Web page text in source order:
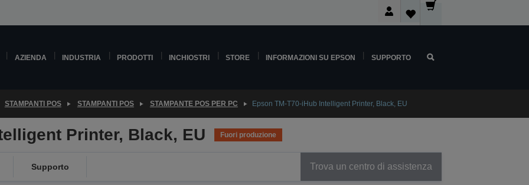
AZIENDA INDUSTRIA PRODOTTI INCHIOSTRI STORE INFORMAZIONI SU EPSON SUPPORTO
STAMPANTI POS STAMPANTI POS STAMPANTE POS PER PC Epson TM-T70-iHub Intelligent Printer, Black, EU
Printer, Black, EU Fuori produzione
Supporto Trova un centro di assistenza